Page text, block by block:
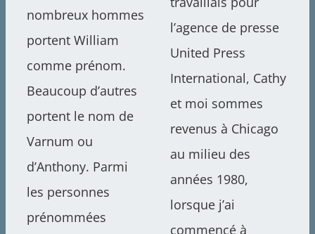
nombreux hommes
portent William
comme prénom.
Beaucoup d’autres
portent le nom de
Varnum ou
d’Anthony. Parmi
les personnes
prénommées
l’agence de presse
United Press
International, Cathy
et moi sommes
revenus à Chicago
au milieu des
années 1980,
lorsque j’ai
commencé à